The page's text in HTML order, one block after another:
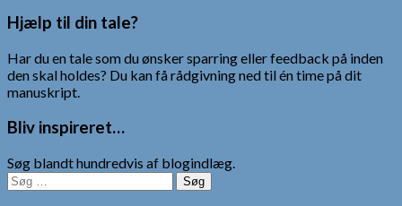
Hjælp til din tale?
Har du en tale som du ønsker sparring eller feedback på inden
den skal holdes? Du kan få rådgivning ned til én time på dit
manuskript.
Bliv inspireret…
Søg blandt hundredvis af blogindlæg.
Søg
efter: